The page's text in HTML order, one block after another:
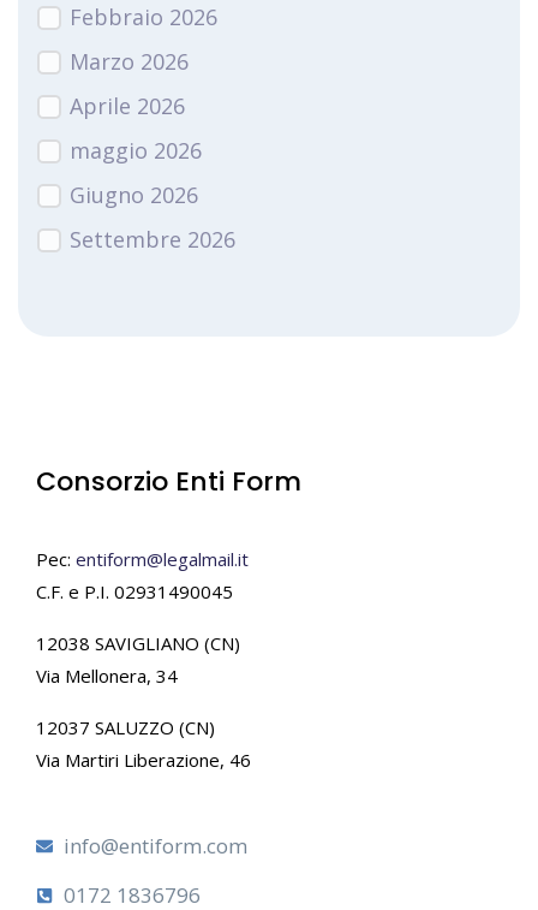
Febbraio 2026
Marzo 2026
Aprile 2026
maggio 2026
Giugno 2026
Settembre 2026
Consorzio Enti Form
Pec: entiform@legalmail.it
C.F. e P.I. 02931490045
12038 SAVIGLIANO (CN)
Via Mellonera, 34
12037 SALUZZO (CN)
Via Martiri Liberazione, 46
info@entiform.com
0172 1836796